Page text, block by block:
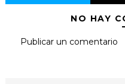
NO HAY
Publicar un comentario